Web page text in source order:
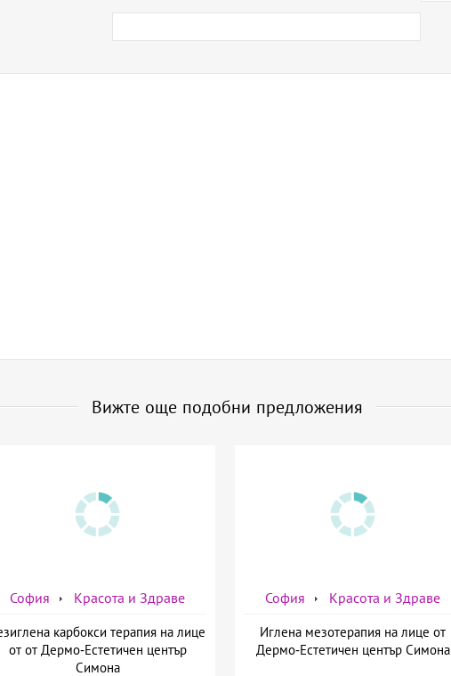
Вижте още подобни предложения
София Красота и Здраве
карбокси терапия на лице
от от Дермо-Естетичен център
Симона
София Красота и Здраве
Иглена мезотерапия на лице от
Дермо-Естетичен център Симона